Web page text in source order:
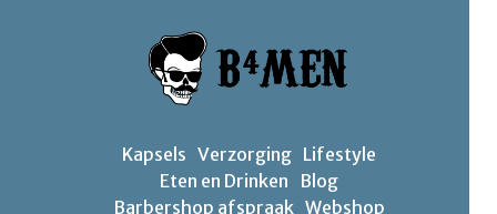
Kapsels Verzorging Lifestyle
Eten en Drinken
Blog
Barbershop afspraak Webshop